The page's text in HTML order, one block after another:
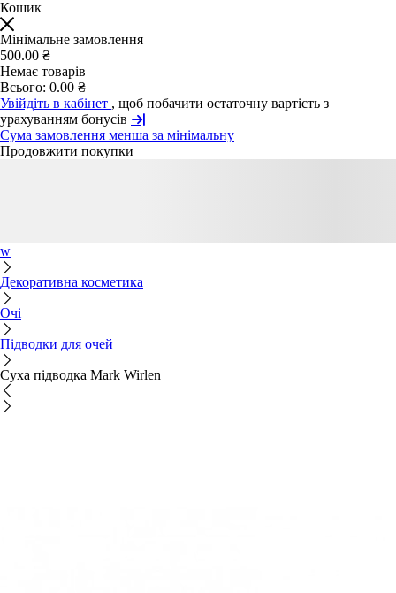
Кошик
Мінімальне замовлення
500.00 ₴
Немає товарів
Всього: 0.00 ₴
Увійдіть в кабінет , щоб побачити остаточну вартість з
урахуванням бонусів
Сума замовлення менша за мінімальну
Продовжити покупки
w
Декоративна косметика
Очі
Підводки для очей
Суха підводка Mark Wirlen